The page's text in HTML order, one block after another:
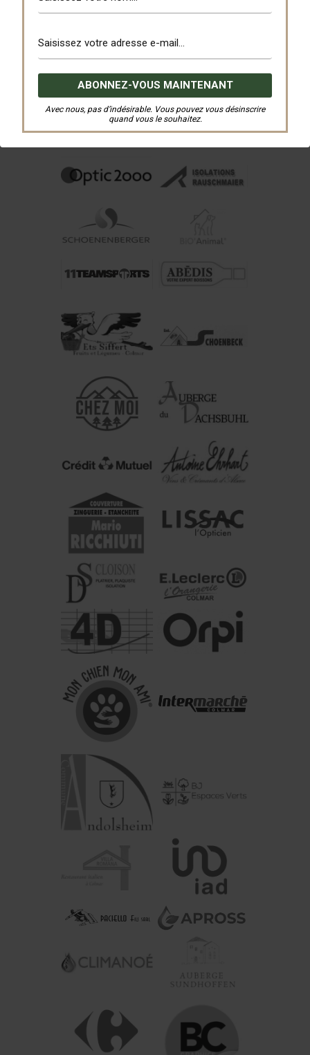
Avec nous, pas d’indésirable. Vous pouvez vous désinscrire
quand vous le souhaitez.
PRÉCÉDENT
Nos Partenaires